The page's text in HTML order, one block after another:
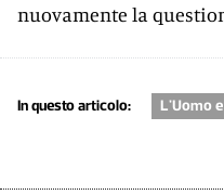
nuovamente la
In questo articolo: L'Uomo